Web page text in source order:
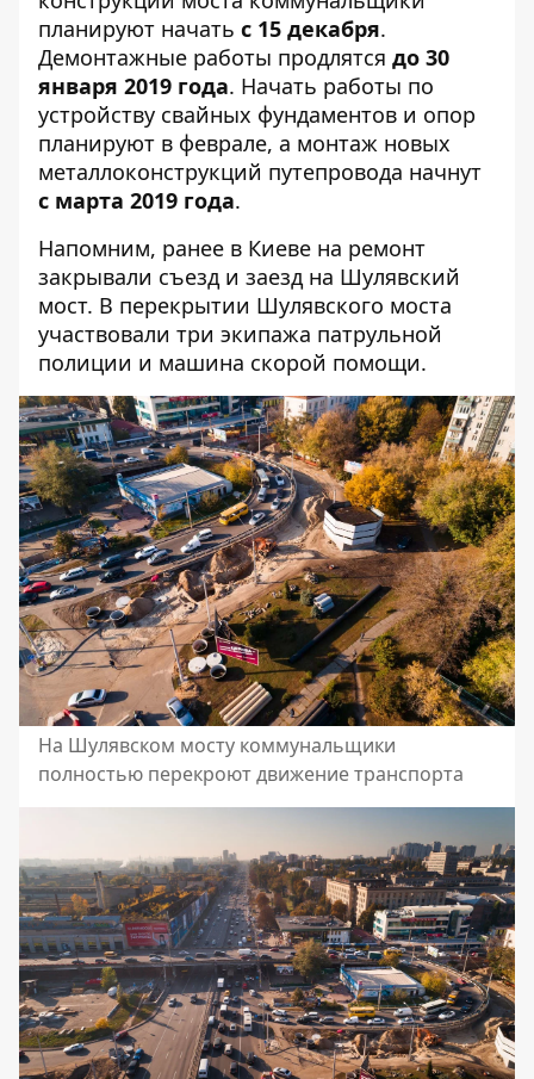
планируют начать с 15 декабря.
Демонтажные работы продлятся до 30
января 2019 года. Начать работы по
устройству свайных фундаментов и опор
планируют в феврале, а монтаж новых
металлоконструкций путепровода начнут
с марта 2019 года.
Напомним, ранее в Киеве на ремонт
закрывали съезд и заезд на Шулявский
мост. В перекрытии Шулявского моста
участвовали три экипажа патрульной
полиции и машина скорой помощи.
На Шулявском мосту коммунальщики
полностью перекроют движение транспорта